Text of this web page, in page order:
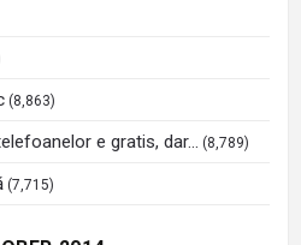
(8,863)
e gratis, dar… (8,789)
(7,715)